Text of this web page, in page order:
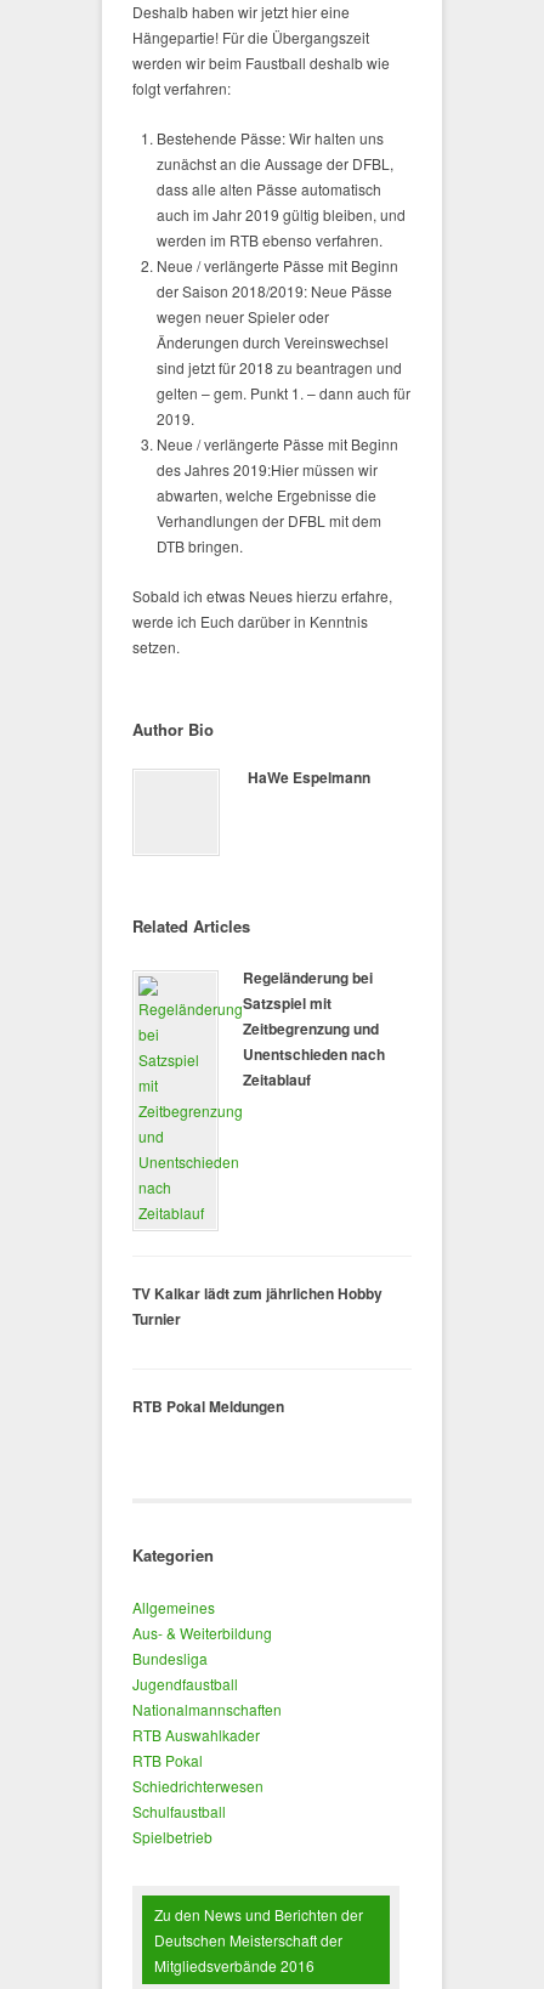
Deshalb haben wir jetzt hier eine
Hängepartie! Für die Übergangszeit
werden wir beim Faustball deshalb wie
folgt verfahren:
Bestehende Pässe: Wir halten uns
zunächst an die Aussage der DFBL,
dass alle alten Pässe automatisch
auch im Jahr 2019 gültig bleiben, und
werden im RTB ebenso verfahren.
Neue / verlängerte Pässe mit Beginn
der Saison 2018/2019: Neue Pässe
wegen neuer Spieler oder
Änderungen durch Vereinswechsel
sind jetzt für 2018 zu beantragen und
gelten – gem. Punkt 1. – dann auch für
2019.
Neue / verlängerte Pässe mit Beginn
des Jahres 2019:Hier müssen wir
abwarten, welche Ergebnisse die
Verhandlungen der DFBL mit dem
DTB bringen.
Sobald ich etwas Neues hierzu erfahre,
werde ich Euch darüber in Kenntnis
setzen.
Author Bio
HaWe Espelmann
Related Articles
Regeländerung bei
Satzspiel mit
Zeitbegrenzung und
Unentschieden nach
Zeitablauf
TV Kalkar lädt zum jährlichen Hobby
Turnier
RTB Pokal Meldungen
Kategorien
Allgemeines
Aus- & Weiterbildung
Bundesliga
Jugendfaustball
Nationalmannschaften
RTB Auswahlkader
RTB Pokal
Schiedrichterwesen
Schulfaustball
Spielbetrieb
Zu den News und Berichten der
Deutschen Meisterschaft der
Mitgliedsverbände 2016